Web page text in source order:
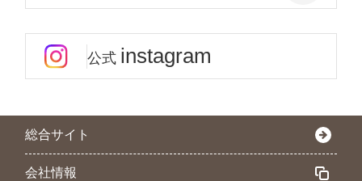
公式 instagram
総合サイト
会社情報